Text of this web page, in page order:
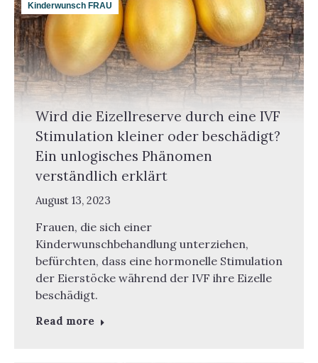
Kinderwunsch FRAU
Wird die Eizellreserve durch eine IVF
Stimulation kleiner oder beschädigt?
Ein unlogisches Phänomen
verständlich erklärt
August 13, 2023
Frauen, die sich einer
Kinderwunschbehandlung unterziehen,
befürchten, dass eine hormonelle Stimulation
der Eierstöcke während der IVF ihre Eizelle
beschädigt.
Read more